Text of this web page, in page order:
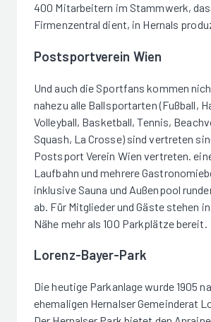
400 Mitarbeitern im Stammwerk, das
Firmenzentral dient, in Hernals
Postsportverein Wien
Und auch die Sportfans kommen
nahezu alle Ballsportarten (Fußball,
Volleyball, Basketball, Tennis,
Squash, La Crosse) sind vertreten
Postsport Verein Wien vertreten.
Laufbahn und mehrere
inklusive Sauna und Außenpool
ab. Für Mitglieder und Gäste stehen
Nähe mehr als 100 Parkplätze bereit.
Lorenz-Bayer-Park
Die heutige Parkanlage wurde 1905
ehemaligen Hernalser Gemeinderat